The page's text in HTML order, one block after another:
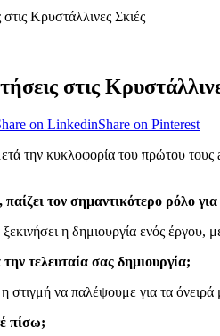
Κρυστάλλινες Σκιές
στις
on LinkedinShare on Pinterest
την κυκλοφορία του πρώτου
τον σημαντικότερο ρόλο για
η δημιουργία ενός έργου,
τελευταία σας δημιουργία;
στιγμή να παλέψουμε για τα
πίσω;